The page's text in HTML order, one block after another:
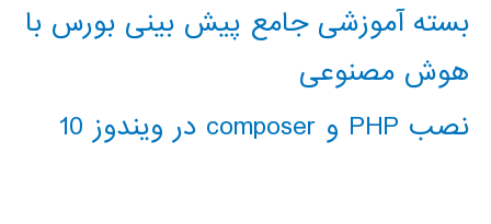
بسته آموزشی جامع پیش بینی بورس با
هوش مصنوعی
نصب PHP و composer در ویندوز 10